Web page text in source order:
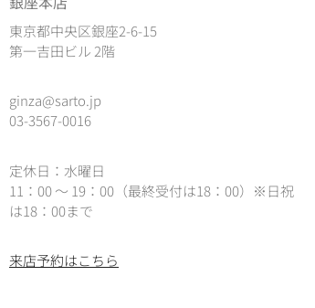
東京都中央区銀座2-6-15
第一吉田ビル 2階
ginza@sarto.jp
03-3567-0016
定休日：水曜日
11：00 ～ 19：00（最終受付は18：00）※日祝
は18：00まで
来店予約はこちら